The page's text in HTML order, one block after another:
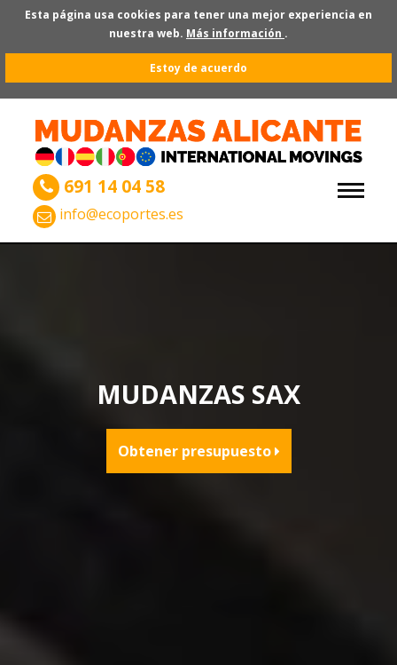
Esta página usa cookies para tener una mejor experiencia en
nuestra web. Más información .
Estoy de acuerdo
691 14 04 58
info@ecoportes.es
MUDANZAS SAX
Obtener presupuesto